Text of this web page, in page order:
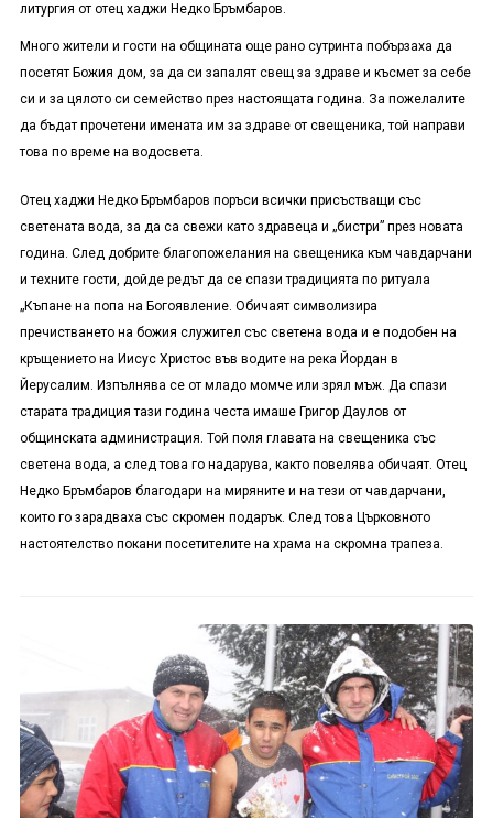
литургия от отец хаджи Недко Бръмбаров.
Много жители и гости на общината още рано сутринта побързаха да
посетят Божия дом, за да си запалят свещ за здраве и късмет за себе
си и за цялото си семейство през настоящата година. За пожелалите
да бъдат прочетени имената им за здраве от свещеника, той направи
това по време на водосвета.
Отец хаджи Недко Бръмбаров поръси всички присъстващи със
светената вода, за да са свежи като здравеца и „бистри” през новата
година. След добрите благопожелания на свещеника към чавдарчани
и техните гости, дойде редът да се спази традицията по ритуала
„Къпане на попа на Богоявление. Обичаят символизира
пречистването на божия служител със светена вода и е подобен на
кръщението на Иисус Христос във водите на река Йордан в
Йерусалим. Изпълнява се от младо момче или зрял мъж. Да спази
старата традиция тази година честа имаше Григор Даулов от
общинската администрация. Той поля главата на свещеника със
светена вода, а след това го надарува, както повелява обичаят. Отец
Недко Бръмбаров благодари на миряните и на тези от чавдарчани,
които го зарадваха със скромен подарък. След това Църковното
настоятелство покани посетителите на храма на скромна трапеза.